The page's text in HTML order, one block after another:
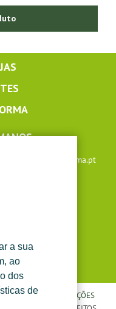
a sua
ao
dos
de
lojaonline@bioforma.pt
14h às 17h30)
CONDIÇÕES